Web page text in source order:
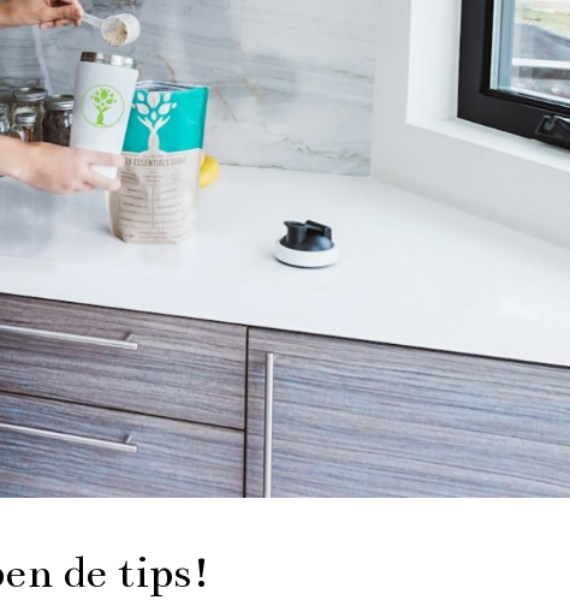
de tips!